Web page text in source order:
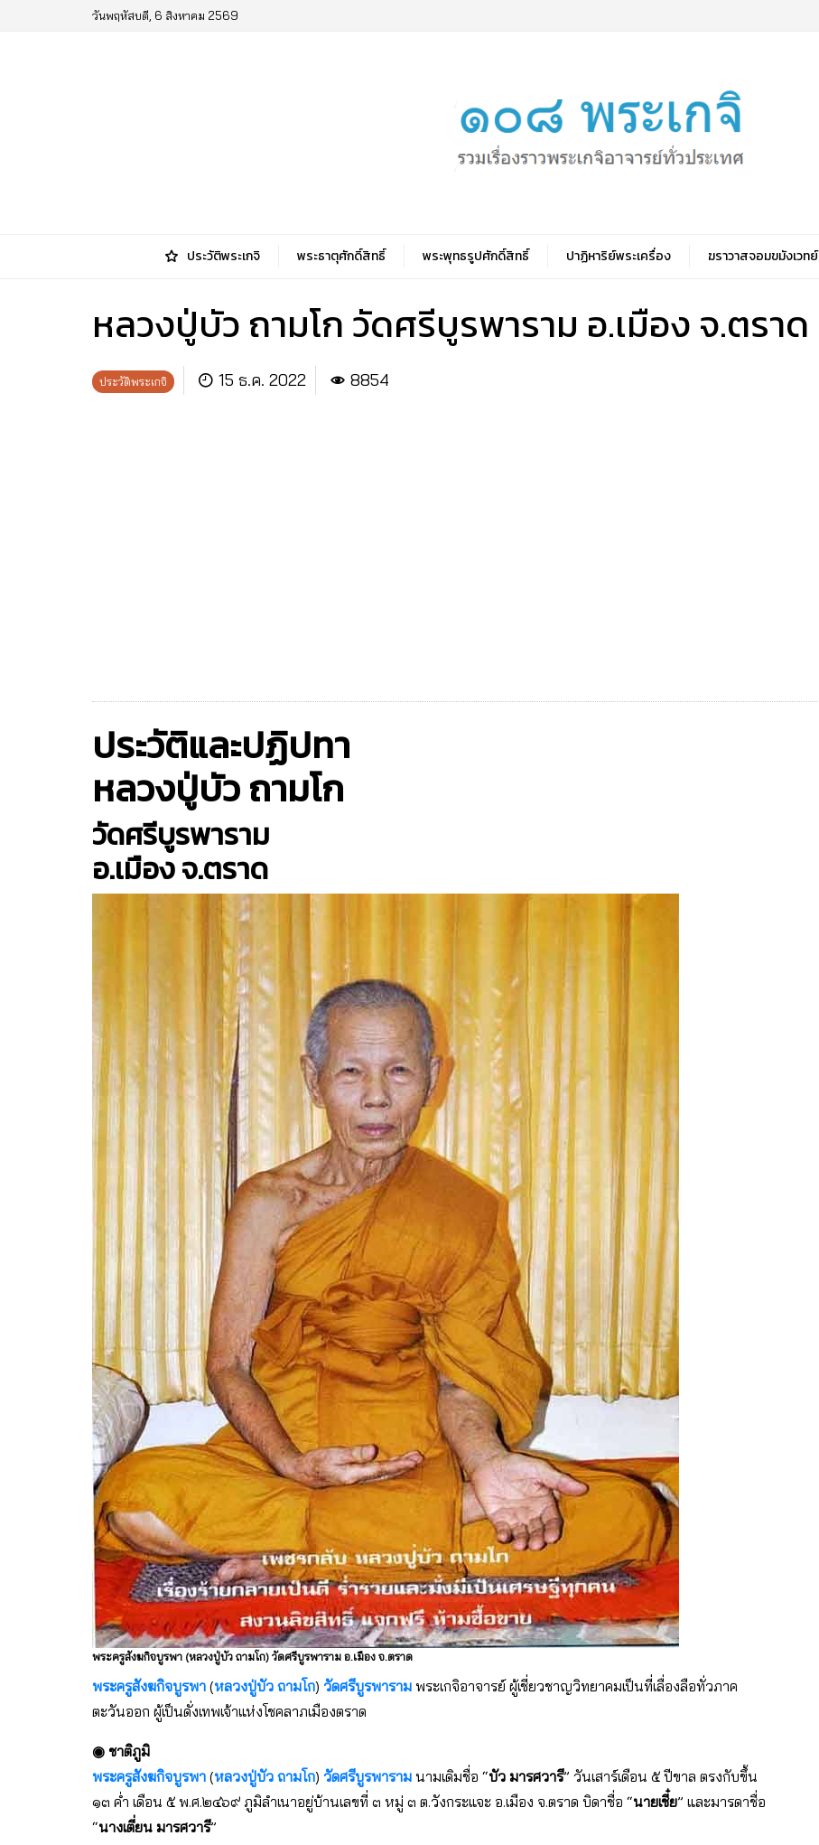
วันพฤหัสบดี, 6 สิงหาคม 2569
ประวัติพระเกจิ พระธาตุศักดิ์สิทธิ์ พระพุทธรูปศักดิ์สิทธิ์ ปาฏิหาริย์พระเครื่อง ฆราวาสจอมขมังเวทย์
หลวงปู่บัว ถามโก วัดศรีบูรพาราม อ.เมือง จ.ตราด
ประวัติพระเกจิ 15 ธ.ค. 2022 8854
ประวัติและปฏิปทา
หลวงปู่บัว ถามโก
วัดศรีบูรพาราม
อ.เมือง จ.ตราด
พระครูสังฆกิจบูรพา (หลวงปู่บัว ถามโก) วัดศรีบูรพาราม อ.เมือง จ.ตราด
พระครูสังฆกิจบูรพา (หลวงปู่บัว ถามโก) วัดศรีบูรพาราม พระเกจิอาจารย์ ผู้เชี่ยวชาญวิทยาคมเป็นที่เลื่องลือทั่วภาค
ตะวันออก ผู้เป็นดั่งเทพเจ้าแห่งโชคลาภเมืองตราด
◉ ชาติภูมิ
พระครูสังฆกิจบูรพา (หลวงปู่บัว ถามโก) วัดศรีบูรพาราม นามเดิมชื่อ “บัว มารศวารี” วันเสาร์เดือน ๕ ปีขาล ตรงกับขึ้น
๑๓ ค่ำ เดือน ๕ พ.ศ.๒๔๖๙ ภูมิลำเนาอยู่บ้านเลขที่ ๓ หมู่ ๓ ต.วังกระแจะ อ.เมือง จ.ตราด บิดาชื่อ “นายเชี๋ย” และมารดาชื่อ
“นางเตี่ยน มารศวารี”